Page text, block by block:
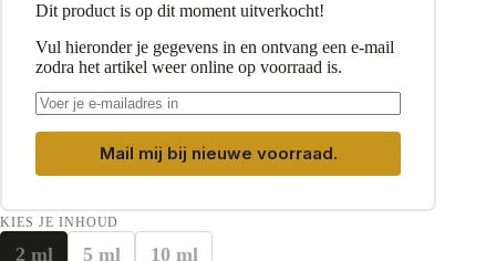
Dit product is op dit moment uitverkocht!
Vul hieronder je gegevens in en ontvang een e-mail
zodra het artikel weer online op voorraad is.
Mail mij bij nieuwe voorraad.
KIES JE INHOUD
2 ml 5 ml 10 ml